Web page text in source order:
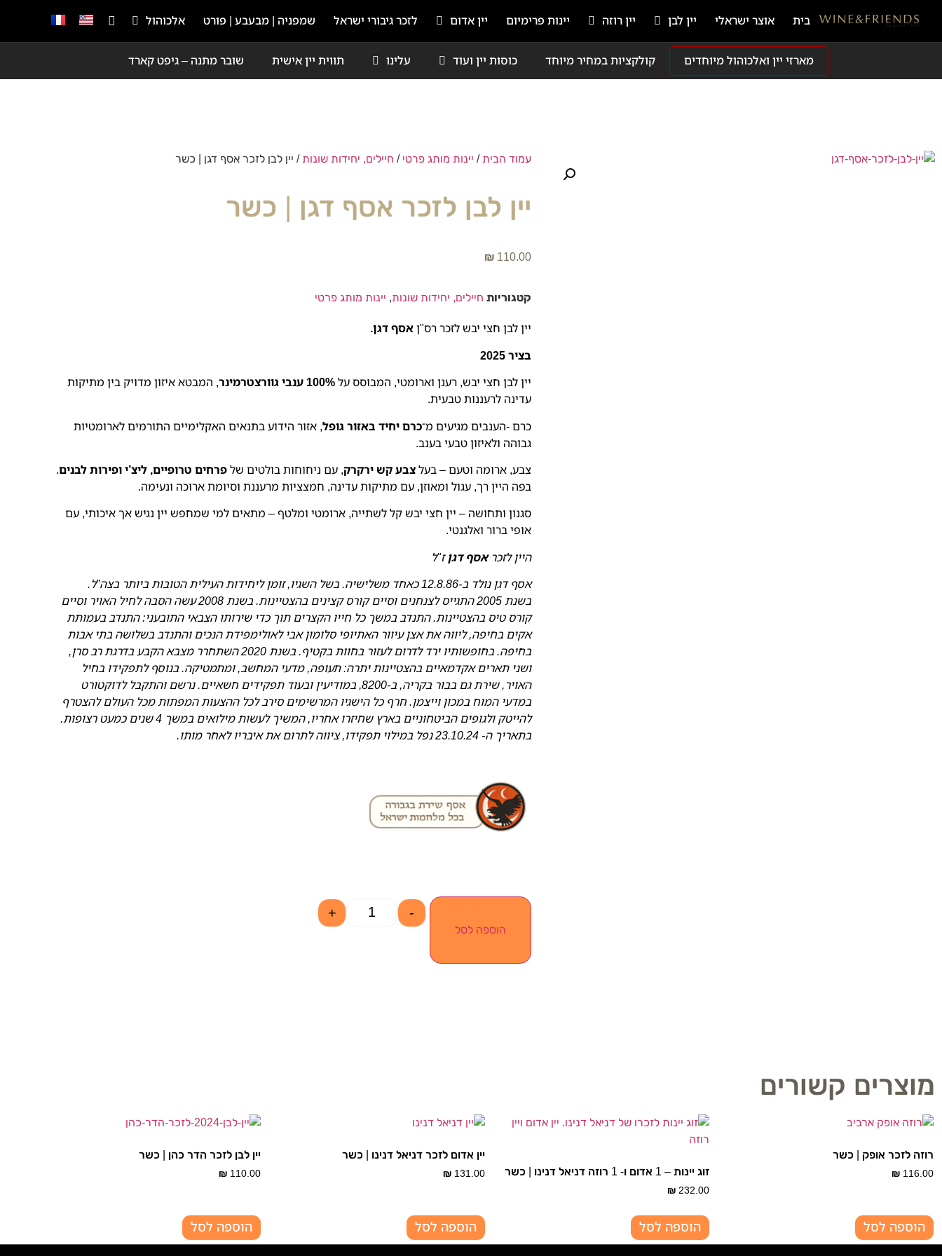
בית אוצר ישראלי יין לבן יין רוזה יינות פרימיום יין אדום לזכר גיבורי ישראל שמפניה | מבעבע | פורט אלכוהול
מארזי יין ואלכוהול מיוחדים קולקציות במחיר מיוחד כוסות יין ועוד עלינו תווית יין אישית שובר מתנה – גיפט קארד
עמוד הבית / יינות מותג פרטי / חיילים, יחידות שונות / יין לבן לזכר אסף דגן | כשר
יין לבן לזכר אסף דגן | כשר
₪ 110.00
קטגוריות חיילים, יחידות שונות, יינות מותג פרטי
יין לבן חצי יבש לזכר רס"ן אסף דגן.
בציר 2025
יין לבן חצי יבש, רענן וארומטי, המבוסס על 100% ענבי גוורצטרמינר
, המבטא איזון מדויק בין מתיקות
עדינה לרעננות טבעית.
כרם -הענבים מגיעים מ־כרם יחיד באזור גופל, אזור הידוע בתנאים האקלימיים התורמים לארומטיות
גבוהה ולאיזון טבעי בענב.
צבע, ארומה וטעם – בעל צבע קש ירקרק, עם ניחוחות בולטים של פרחים טרופיים, ליצ’י ופירות לבנים.
בפה היין רך, עגול ומאוזן, עם מתיקות עדינה, חמצציות מרעננת וסיומת ארוכה ונעימה.
סגנון ותחושה – יין חצי יבש קל לשתייה, ארומטי ומלטף – מתאים למי שמחפש יין נגיש אך איכותי, עם
אופי ברור ואלגנטי.
היין לזכראסף דגןז"ל
אסף דגן נולד ב-12.8.86 כאחד משלישיה. בשל השגיו, זומן ליחידות העילית הטובות ביותר בצה”ל.
בשנת 2005 התגייס לצנחנים וסיים קורס קצינים בהצטיינות. בשנת 2008 עשה הסבה לחיל האויר וסיים
קורס טיס בהצטיינות. התנדב במשך כל חייו הקצרים תוך כדי שירותו הצבאי התובעני: התנדב בעמותת
אקים בחיפה, ליווה את אצן עיוור האתיופי סלומון אבי לאולימפידת הנכים והתנדב בשלושה בתי אבות
בחיפה. בחופשותיו ירד לדרום לעזור בחוות בקטיף. בשנת 2020 השתחרר מצבא הקבע בדרגת רב סרן,
ושני תארים אקדמאיים בהצטיינות יתרה: תעופה, מדעי המחשב, ומתמטיקה. בנוסף לתפקידו בחיל
האויר, שירת גם בבור בקריה, ב-8200, במודיעין ובעוד תפקידים חשאיים. נרשם והתקבל לדוקטורט
במדעי המוח במכון וייצמן. חרף כל הישגיו המרשימים סירב לכל ההצעות המפתות מכל העולם להצטרף
להייטק ולגופים הביטחוניים בארץ שחיזרו אחריו, המשיך לעשות מילואים במשך 4 שנים כמעט רצופות.
בתאריך ה- 23.10.24 נפל במילוי תפקידו, ציווה לתרום את איבריו לאחר מותו.
-
+
הוספה לסל
מוצרים קשורים
רוזה לזכר אופק | כשר
₪ 116.00
הוספה לסל
זוג יינות – 1 אדום ו- 1 רוזה דניאל דנינו | כשר
₪ 232.00
הוספה לסל
יין אדום לזכר דניאל דנינו | כשר
₪ 131.00
הוספה לסל
יין לבן לזכר הדר כהן | כשר
₪ 110.00
הוספה לסל